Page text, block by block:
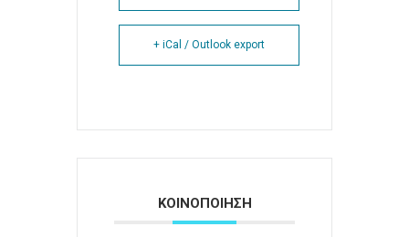
+ iCal / Outlook export
ΚΟΙΝΟΠΟΙΗΣΗ